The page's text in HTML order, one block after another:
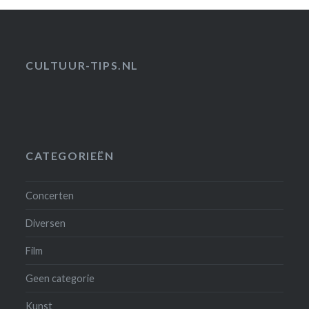
CULTUUR-TIPS.NL
CATEGORIEËN
Concerten
Diversen
Film
Geen categorie
Kunst